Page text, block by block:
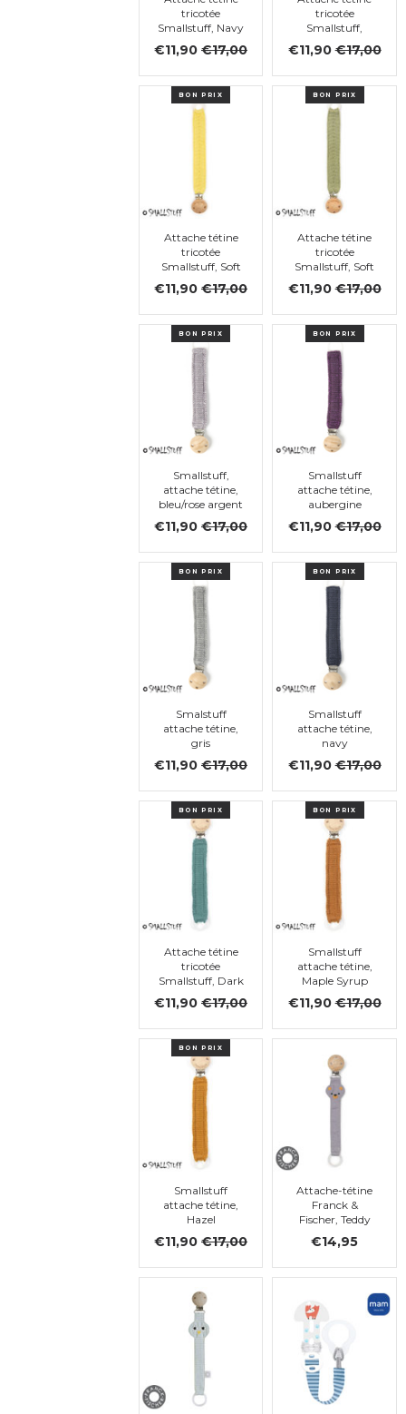
tricotée
Smallstuff, Navy
€11,90 €17,00
tricotée
Smallstuff,
€11,90 €17,00
BON PRIX
Attache tétine
tricotée
Smallstuff, Soft
€11,90 €17,00
BON PRIX
Attache tétine
tricotée
Smallstuff, Soft
€11,90 €17,00
BON PRIX
Smallstuff,
attache tétine,
bleu/rose argent
€11,90 €17,00
BON PRIX
Smallstuff
attache tétine,
aubergine
€11,90 €17,00
BON PRIX
Smalstuff
attache tétine,
gris
€11,90 €17,00
BON PRIX
Smallstuff
attache tétine,
navy
€11,90 €17,00
BON PRIX
Attache tétine
tricotée
Smallstuff, Dark
Green
€11,90 €17,00
BON PRIX
Smallstuff
attache tétine,
Maple Syrup
€11,90 €17,00
BON PRIX
Smallstuff
attache tétine,
Hazel
€11,90 €17,00
Attache-tétine
Franck &
Fischer, Teddy
Grey
€14,95